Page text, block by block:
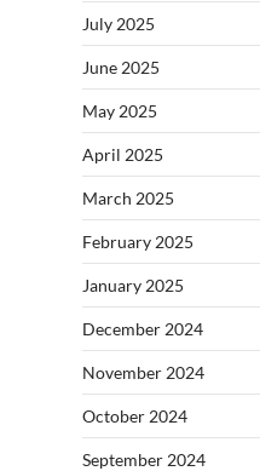
July 2025
June 2025
May 2025
April 2025
March 2025
February 2025
January 2025
December 2024
November 2024
October 2024
September 2024